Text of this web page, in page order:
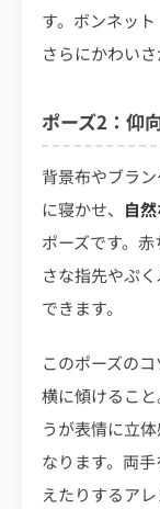
す。ボンネット
さらにかわいさ
ポーズ2：仰
背景布やブラ
に寝かせ、 自
ポーズです。
さな指先やぷ
できます。
このポーズの
横に傾けるこ
うが表情に立
なります。両
えたりするアレ